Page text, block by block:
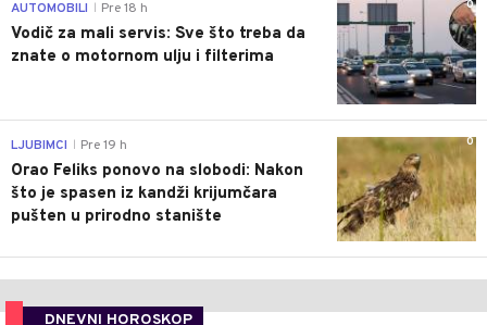
0
AUTOMOBILI Pre 18 h
Vodič za mali servis: Sve što treba da
znate o motornom ulju i filterima
0
LJUBIMCI Pre 19 h
Orao Feliks ponovo na slobodi: Nakon
što je spasen iz kandži krijumčara
pušten u prirodno stanište
DNEVNI HOROSKOP